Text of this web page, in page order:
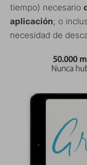
tiempo) necesario
aplicación; o
necesidad de